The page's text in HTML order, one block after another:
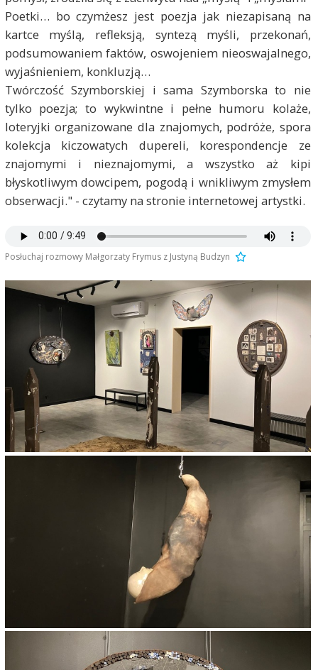
Poetki… bo czymżesz jest poezja jak niezapisaną na
kartce myślą, refleksją, syntezą myśli, przekonań,
podsumowaniem faktów, oswojeniem nieoswajalnego,
wyjaśnieniem, konkluzją…
Twórczość Szymborskiej i sama Szymborska to nie
tylko poezja; to wykwintne i pełne humoru kolaże,
loteryjki organizowane dla znajomych, podróże, spora
kolekcja kiczowatych dupereli, korespondencje ze
znajomymi i nieznajomymi, a wszystko aż kipi
błyskotliwym dowcipem, pogodą i wnikliwym zmysłem
obserwacji." - czytamy na stronie internetowej artystki.
Posłuchaj rozmowy Małgorzaty Frymus z Justyną Budzyn